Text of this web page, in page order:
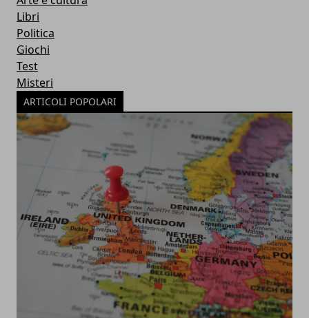
Libri
Politica
Giochi
Test
Misteri
ARTICOLI POPOLARI